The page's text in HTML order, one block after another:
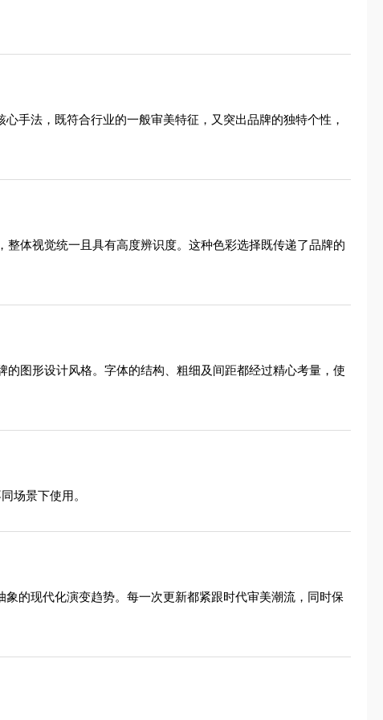
手法，既符合行业的一般审美特征，又突出品牌的独特个性，
体视觉统一且具有高度辨识度。这种色彩选择既传递了品牌的
图形设计风格。字体的结构、粗细及间距都经过精心考量，使
场景下使用。
的现代化演变趋势。每一次更新都紧跟时代审美潮流，同时保